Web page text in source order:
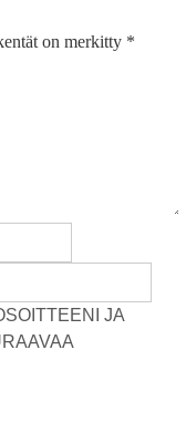
on merkitty *
JA